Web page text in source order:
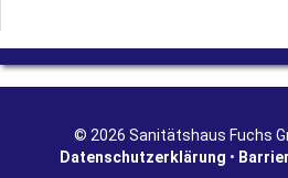
© 2026 Sanitätshaus Fuchs
Datenschutzerklärung •